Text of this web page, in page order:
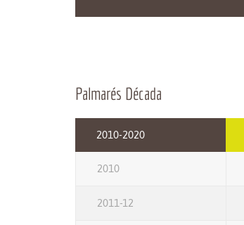
Palmarés Década
2010-2020
2010
2011-12